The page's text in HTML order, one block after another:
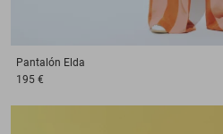
Pantalón Elda
195 €